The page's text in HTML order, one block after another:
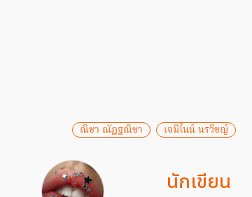
ณิชา ณัฏฐณิชา เจมีไนน์ นรวิชญ์
นักเขียน